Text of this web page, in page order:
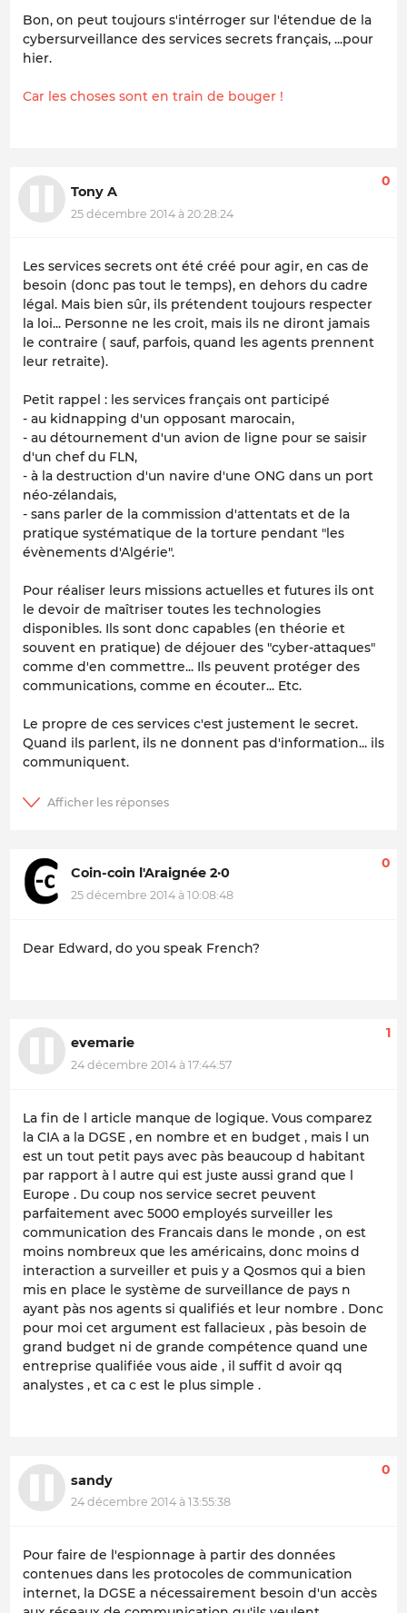
Bon, on peut toujours s'intérroger sur l'étendue de la
cybersurveillance des services secrets français, ...pour
hier.
Car les choses sont en train de bouger !
Tony A
25 décembre 2014 à 20:28:24
0
Les services secrets ont été créé pour agir, en cas de
besoin (donc pas tout le temps), en dehors du cadre
légal. Mais bien sûr, ils prétendent toujours respecter
la loi... Personne ne les croit, mais ils ne diront jamais
le contraire ( sauf, parfois, quand les agents prennent
leur retraite).
Petit rappel : les services français ont participé
- au kidnapping d'un opposant marocain,
- au détournement d'un avion de ligne pour se saisir
d'un chef du FLN,
- à la destruction d'un navire d'une ONG dans un port
néo-zélandais,
- sans parler de la commission d'attentats et de la
pratique systématique de la torture pendant "les
évènements d'Algérie".
Pour réaliser leurs missions actuelles et futures ils ont
le devoir de maîtriser toutes les technologies
disponibles. Ils sont donc capables (en théorie et
souvent en pratique) de déjouer des "cyber-attaques"
comme d'en commettre... Ils peuvent protéger des
communications, comme en écouter... Etc.
Le propre de ces services c'est justement le secret.
Quand ils parlent, ils ne donnent pas d'information... ils
communiquent.
Coin-coin l'Araignée 2·0
25 décembre 2014 à 10:08:48
0
Dear Edward, do you speak French?
evemarie
24 décembre 2014 à 17:44:57
1
La fin de l article manque de logique. Vous comparez
la CIA a la DGSE , en nombre et en budget , mais l un
est un tout petit pays avec pàs beaucoup d habitant
par rapport à l autre qui est juste aussi grand que l
Europe . Du coup nos service secret peuvent
parfaitement avec 5000 employés surveiller les
communication des Francais dans le monde , on est
moins nombreux que les américains, donc moins d
interaction a surveiller et puis y a Qosmos qui a bien
mis en place le système de surveillance de pays n
ayant pàs nos agents si qualifiés et leur nombre . Donc
pour moi cet argument est fallacieux , pàs besoin de
grand budget ni de grande compétence quand une
entreprise qualifiée vous aide , il suffit d avoir qq
analystes , et ca c est le plus simple .
sandy
24 décembre 2014 à 13:55:38
0
Pour faire de l'espionnage à partir des données
contenues dans les protocoles de communication
internet, la DGSE a nécessairement besoin d'un accès